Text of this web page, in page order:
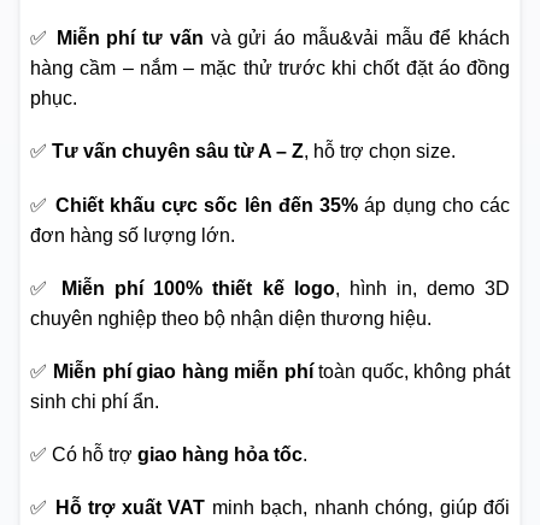
✅ Miễn phí tư vấn và gửi áo mẫu&vải mẫu để khách
hàng cầm – nắm – mặc thử trước khi chốt đặt áo đồng
phục.
✅ Tư vấn chuyên sâu từ A – Z, hỗ trợ chọn size.
✅ Chiết khấu cực sốc lên đến 35% áp dụng cho các
đơn hàng số lượng lớn.
✅ Miễn phí 100% thiết kế logo, hình in, demo 3D
chuyên nghiệp theo bộ nhận diện thương hiệu.
✅ Miễn phí giao hàng miễn phítoàn quốc, không phát
sinh chi phí ẩn.
✅ Có hỗ trợ giao hàng hỏa tốc.
✅ Hỗ trợ xuất VAT minh bạch, nhanh chóng, giúp đối